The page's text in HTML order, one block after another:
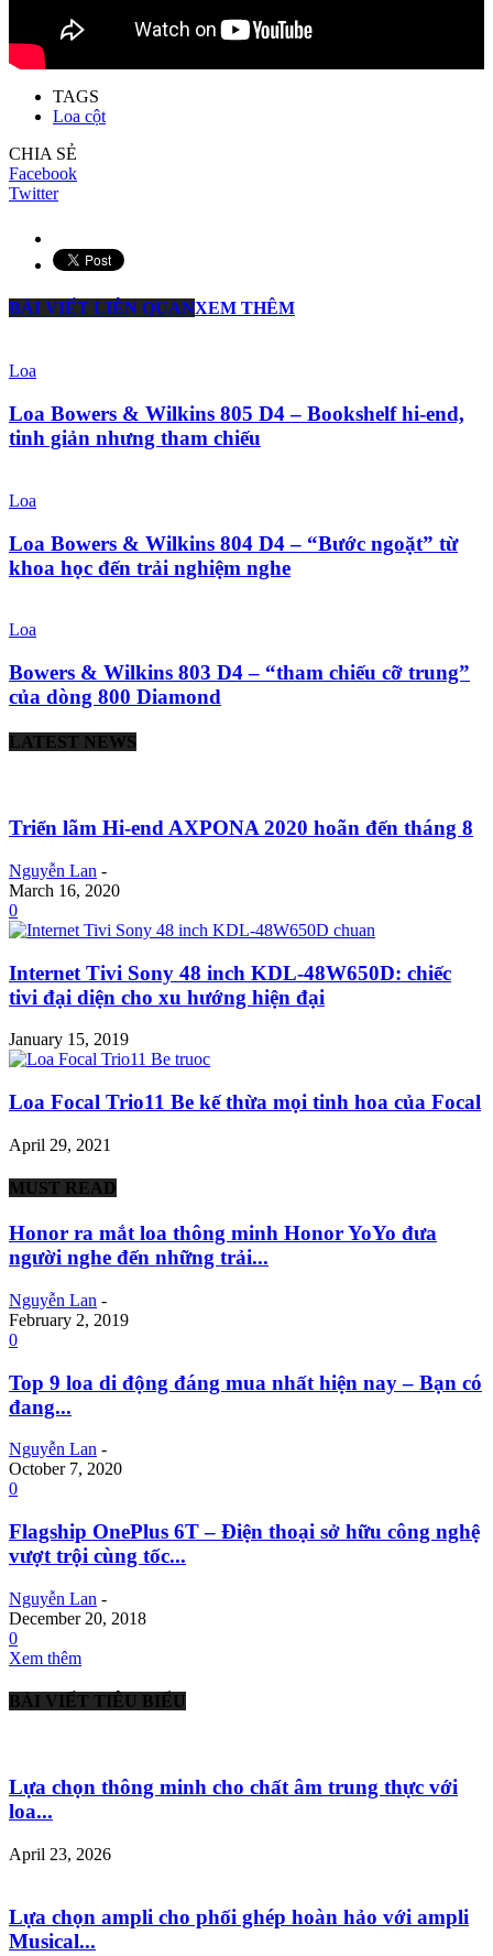
TAGS
Loa cột
CHIA SẺ
Facebook
Twitter
BÀI VIẾT LIÊN QUANXEM THÊM
Loa
Loa Bowers & Wilkins 805 D4 – Bookshelf hi-end,
tinh giản nhưng tham chiếu
Loa
Loa Bowers & Wilkins 804 D4 – “Bước ngoặt” từ
khoa học đến trải nghiệm nghe
Loa
Bowers & Wilkins 803 D4 – “tham chiếu cỡ trung”
của dòng 800 Diamond
LATEST NEWS
Triển lãm Hi-end AXPONA 2020 hoãn đến tháng 8
Nguyễn Lan -
March 16, 2020
0
Internet Tivi Sony 48 inch KDL-48W650D: chiếc
tivi đại diện cho xu hướng hiện đại
January 15, 2019
Loa Focal Trio11 Be kế thừa mọi tinh hoa của Focal
April 29, 2021
MUST READ
Honor ra mắt loa thông minh Honor YoYo đưa
người nghe đến những trải...
Nguyễn Lan -
February 2, 2019
0
Top 9 loa di động đáng mua nhất hiện nay – Bạn có
đang...
Nguyễn Lan -
October 7, 2020
0
Flagship OnePlus 6T – Điện thoại sở hữu công nghệ
vượt trội cùng tốc...
Nguyễn Lan -
December 20, 2018
0
Xem thêm
BÀI VIẾT TIÊU BIỂU
Lựa chọn thông minh cho chất âm trung thực với
loa...
April 23, 2026
Lựa chọn ampli cho phối ghép hoàn hảo với ampli
Musical...